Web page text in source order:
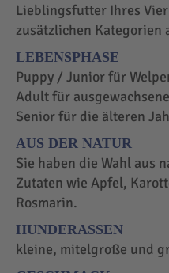
Lieblingsfutter Ihres
zusätzlichen Kategorien
LEBENSPHASE
Puppy / Junior für
Adult für
Senior für die älteren
AUS DER NATUR
Sie haben die Wahl aus
Zutaten wie Apfel,
Rosmarin.
HUNDERASSEN
kleine, mitelgroße und